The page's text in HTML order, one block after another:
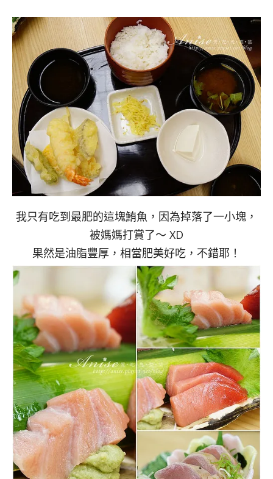
我只有吃到最肥的這塊鮪魚，因為掉落了一小塊，
被媽媽打賞了～ XD
果然是油脂豐厚，相當肥美好吃，不錯耶！